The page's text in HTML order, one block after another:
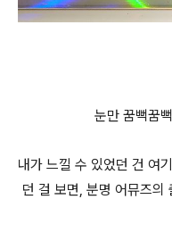
눈만 꿈뻑꿈
내가 느낄 수 있었던 건 여
던 걸 보면, 분명 어뮤즈의